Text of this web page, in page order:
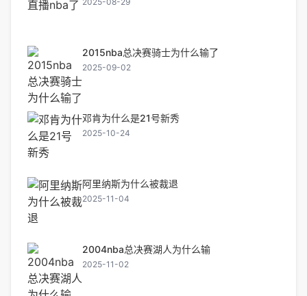
2015nba总决赛骑士为什么输了
2025-09-02
邓肯为什么是21号新秀
2025-10-24
阿里纳斯为什么被裁退
2025-11-04
2004nba总决赛湖人为什么输
2025-11-02